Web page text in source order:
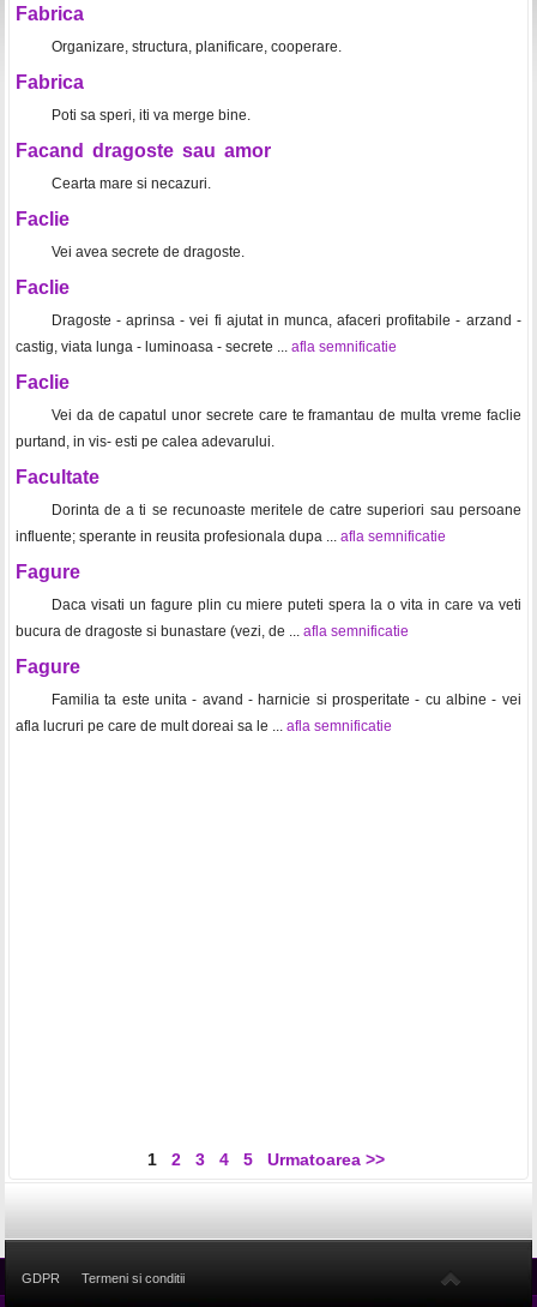
Fabrica
Organizare, structura, planificare, cooperare.
Fabrica
Poti sa speri, iti va merge bine.
Facand dragoste sau amor
Cearta mare si necazuri.
Faclie
Vei avea secrete de dragoste.
Faclie
Dragoste - aprinsa - vei fi ajutat in munca, afaceri profitabile - arzand -
castig, viata lunga - luminoasa - secrete ... afla semnificatie
Faclie
Vei da de capatul unor secrete care te framantau de multa vreme faclie
purtand, in vis- esti pe calea adevarului.
Facultate
Dorinta de a ti se recunoaste meritele de catre superiori sau persoane
influente; sperante in reusita profesionala dupa ... afla semnificatie
Fagure
Daca visati un fagure plin cu miere puteti spera la o vita in care va veti
bucura de dragoste si bunastare (vezi, de ... afla semnificatie
Fagure
Familia ta este unita - avand - harnicie si prosperitate - cu albine - vei
afla lucruri pe care de mult doreai sa le ... afla semnificatie
1 2 3 4 5 Urmatoarea >>
GDPR Termeni si conditii